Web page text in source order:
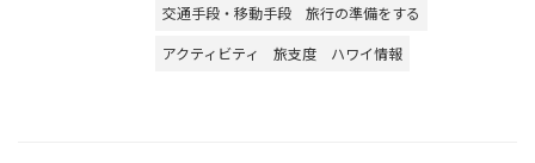
交通手段・移動手段
旅行の準備をする
アクティビティ
旅支度 ハワイ情報